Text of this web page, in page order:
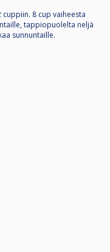
8 cup vaiheesta
tappiopuolelta neljä
sunnuntaille.